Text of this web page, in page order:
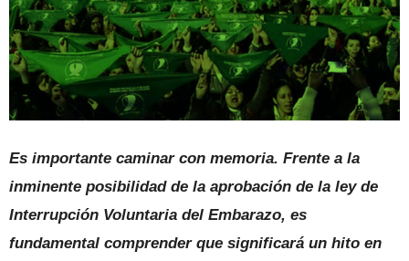
Es importante caminar con memoria. Frente a la
inminente posibilidad de la aprobación de la ley de
Interrupción Voluntaria del Embarazo, es
fundamental comprender que significará un hito en